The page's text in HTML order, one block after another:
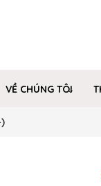
VỀ CHÚNG TÔI